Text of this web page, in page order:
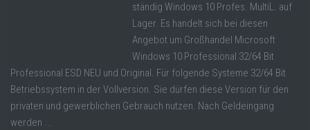
ständig Windows 10 Profes. MultiL. auf
Lager. Es handelt sich bei diesen
Angebot um Großhandel Microsoft
Windows 10 Professional 32/64 Bit
Professional ESD NEU und Original. Für folgende Systeme 32/64 Bit
Betriebssystem in der Vollversion. Sie dürfen diese Version für den
privaten und gewerblichen Gebrauch nutzen. Nach Geldeingang
werden ...